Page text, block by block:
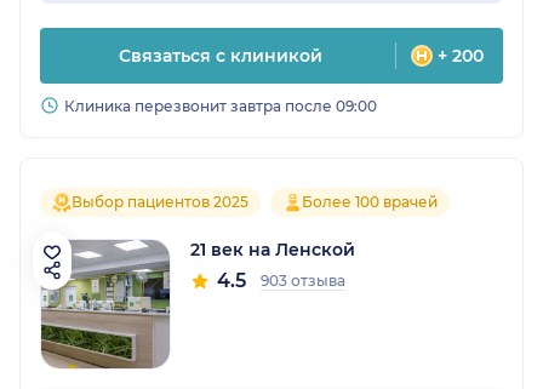
Связаться с клиникой + 200
Клиника перезвонит завтра после 09:00
Выбор пациентов 2025 Более 100 врачей
21 век на Ленской
4.5 903 отзыва